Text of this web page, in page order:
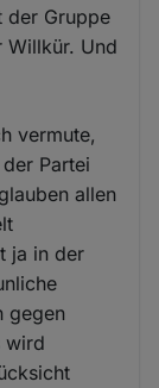
der Gruppe
Willkür. Und
vermute,
Partei
allen
ja in der
gegen
wird